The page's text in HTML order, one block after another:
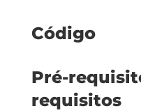
Código
Pré-
requisitos